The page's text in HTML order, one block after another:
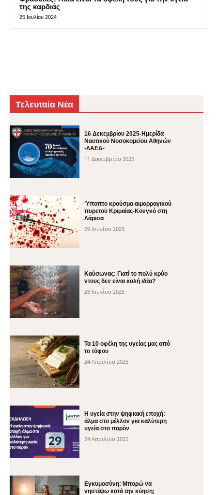
της καρδιάς
25 Ιουλίου 2024
Τελευταία Νέα
16 Δεκεμβρίου 2025-Ημερίδα
Ναυτικού Νοσοκομείου Αθηνών
-ΛΑΕΔ-
11 Δεκεμβρίου 2025
Ύποπτο κρούσμα αιμορραγικού
πυρετού Κριμαίας-Κονγκό στη
Λάρισα
29 Ιουνίου 2025
Καύσωνας: Γιατί το πολύ κρύο
ντους δεν είναι καλή ιδέα?
28 Ιουνίου 2025
Τα 10 οφέλη της υγείας μας από
το τόφου
24 Απριλίου 2025
H υγεία στην ψηφιακή εποχή:
άλμα στο μέλλον για καλύτερη
υγεία στο παρόν
24 Απριλίου 2025
Εγκυμοσύνη: Μπορώ να
νηστέψω κατά την κύηση;